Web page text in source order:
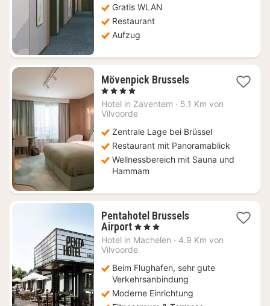
€
Gratis WLAN
Restaurant
Aufzug
Mövenpick Brussels2
ab
, 4 Sterne
Hotel in Zaventem · 5.1 Km von
Vilvoorde
Zentrale Lage bei Brüssel
Restaurant mit Panoramablick
Wellnessbereich mit Sauna und
Hammam
Pentahotel Brussels
Airport1
Nacht
ab
€
, 3 Sterne
Hotel in Machelen · 4.9 Km von
Vilvoorde
Beim Flughafen, sehr gute
Verkehrsanbindung
Moderne Einrichtung